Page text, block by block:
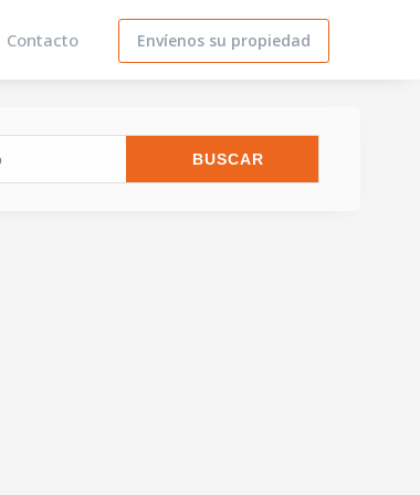
Contacto Envíenos su propiedad